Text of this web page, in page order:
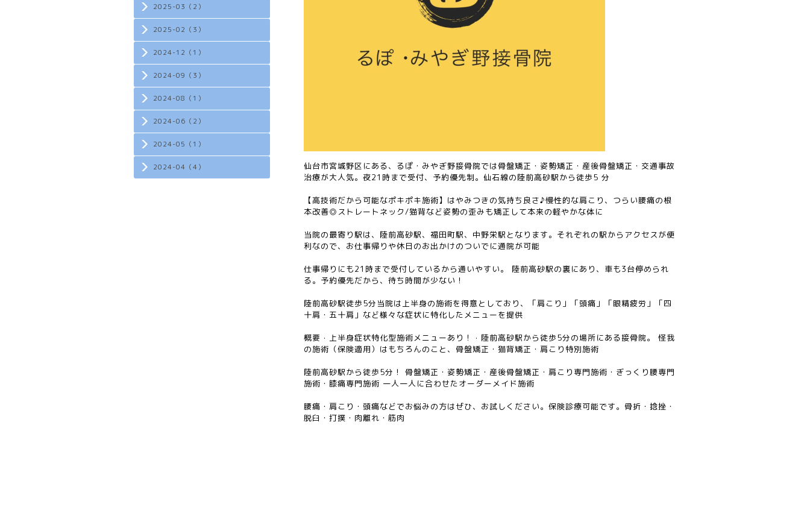
2025-03（2）
2025-02（3）
2024-12（1）
2024-09（3）
2024-08（1）
2024-06（2）
2024-05（1）
2024-04（4）
仙台市宮城野区にある、るぽ・みやぎ野接骨院では骨盤矯正・姿勢矯正・産後骨盤矯正・交通事故
治療が大人気。夜21時まで受付、予約優先制。仙石線の陸前高砂駅から徒歩5 分
【高技術だから可能なポキポキ施術】はやみつきの気持ち良さ♪慢性的な肩こり、つらい腰痛の根
本改善◎ストレートネック/猫背など姿勢の歪みも矯正して本来の軽やかな体に
当院の最寄り駅は、陸前高砂駅、福田町駅、中野栄駅となります。それぞれの駅からアクセスが便
利なので、お仕事帰りや休日のお出かけのついでに通院が可能
仕事帰りにも21時まで受付しているから通いやすい。 陸前高砂駅の裏にあり、車も3台停められ
る。予約優先だから、待ち時間が少ない！
陸前高砂駅徒歩5分当院は上半身の施術を得意としており、「肩こり」「頭痛」「眼精疲労」「四
十肩・五十肩」など様々な症状に特化したメニューを提供
概要 · 上半身症状特化型施術メニューあり！ · 陸前高砂駅から徒歩5分の場所にある接骨院。 怪我
の施術（保険適用）はもちろんのこと、骨盤矯正・猫背矯正・肩こり特別施術
陸前高砂駅から徒歩5分！ 骨盤矯正・姿勢矯正・産後骨盤矯正・肩こり専門施術・ぎっくり腰専門
施術・膝痛専門施術 一人一人に合わせたオーダーメイド施術
腰痛・肩こり・頭痛などでお悩みの方はぜひ、お試しください。保険診療可能です。骨折・捻挫・
脱臼・打撲・肉離れ・筋肉